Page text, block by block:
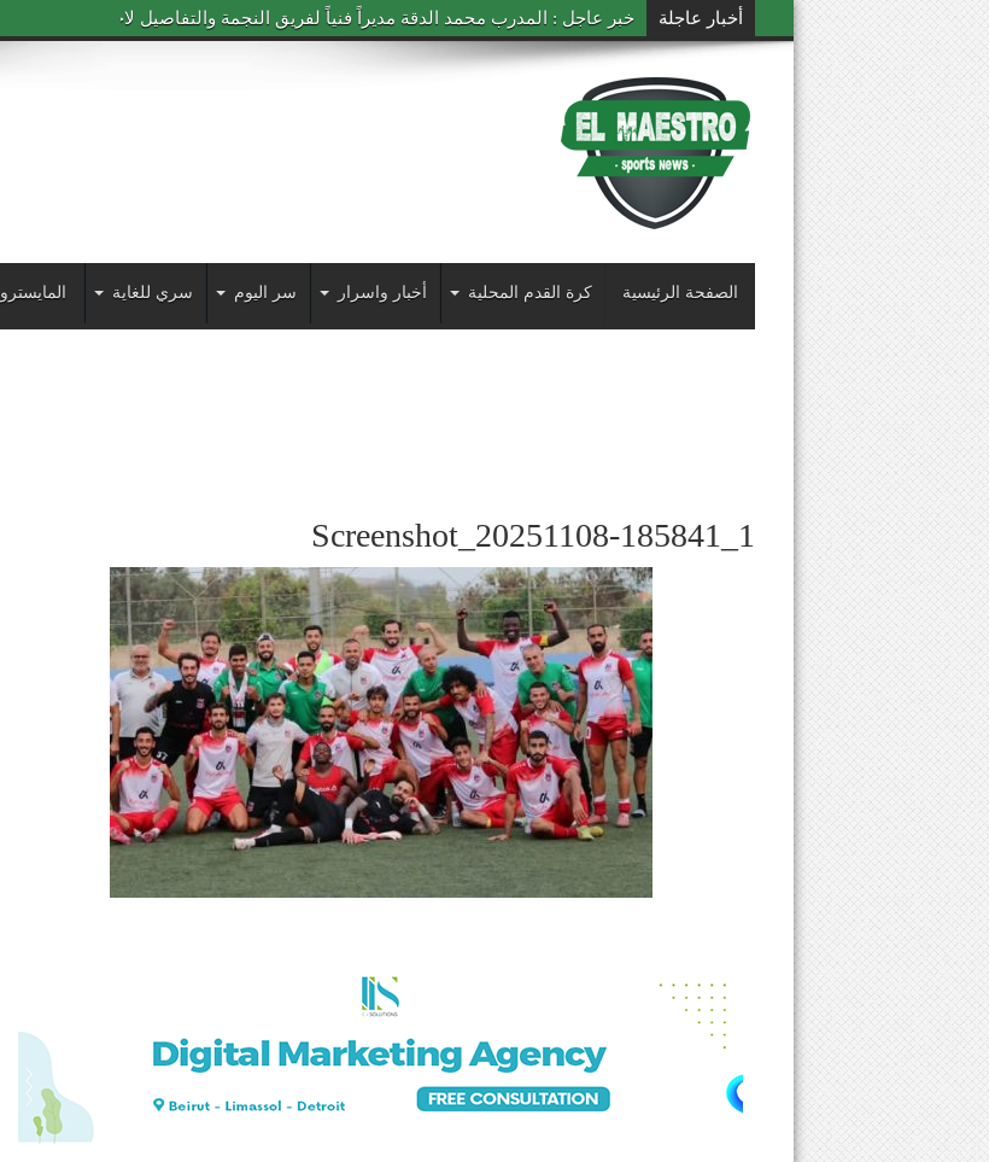
أخبار عاجلة خبر عاجل : المدرب محمد الدقة مديراً فنياً لفريق النجمة والتفاصيل لاحقاً
الصفحة الرئيسية كرة القدم المحلية أخبار واسرار سر اليوم سري للغاية المايسترو
Screenshot_20251108-185841_1